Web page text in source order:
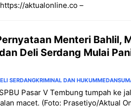
aktualonline.co –
Menteri Bahlil,
Deli Serdang Mulai
SERDANGKRIMINAL DAN HUKUMMEDAN
Pasar V Tembung tumpah ke
macet. (Foto: Prasetiyo/Aktual